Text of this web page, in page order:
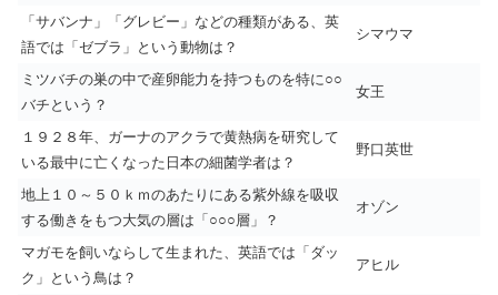
「サバンナ」「グレビー」などの種類がある、英
語では「ゼブラ」という動物は？
シマウマ
ミツバチの巣の中で産卵能力を持つものを特に○○
バチという？
女王
１９２８年、ガーナのアクラで黄熱病を研究して
いる最中に亡くなった日本の細菌学者は？
野口英世
地上１０～５０ｋｍのあたりにある紫外線を吸収
する働きをもつ大気の層は「○○○層」？
オゾン
マガモを飼いならして生まれた、英語では「ダッ
ク」という鳥は？
アヒル